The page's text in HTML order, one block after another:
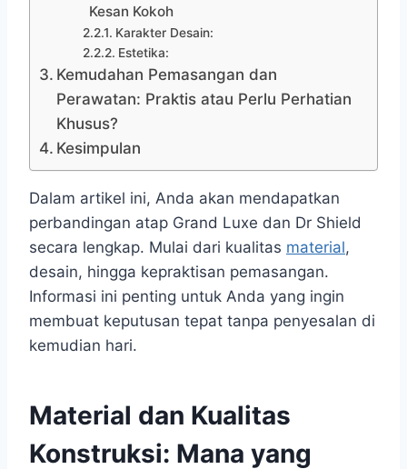
Kesan Kokoh
Karakter Desain:
Estetika:
Kemudahan Pemasangan dan
Perawatan: Praktis atau Perlu Perhatian
Khusus?
Kesimpulan
Dalam artikel ini, Anda akan mendapatkan
perbandingan atap Grand Luxe dan Dr Shield
secara lengkap. Mulai dari kualitas material,
desain, hingga kepraktisan pemasangan.
Informasi ini penting untuk Anda yang ingin
membuat keputusan tepat tanpa penyesalan di
kemudian hari.
Material dan Kualitas
Konstruksi: Mana yang